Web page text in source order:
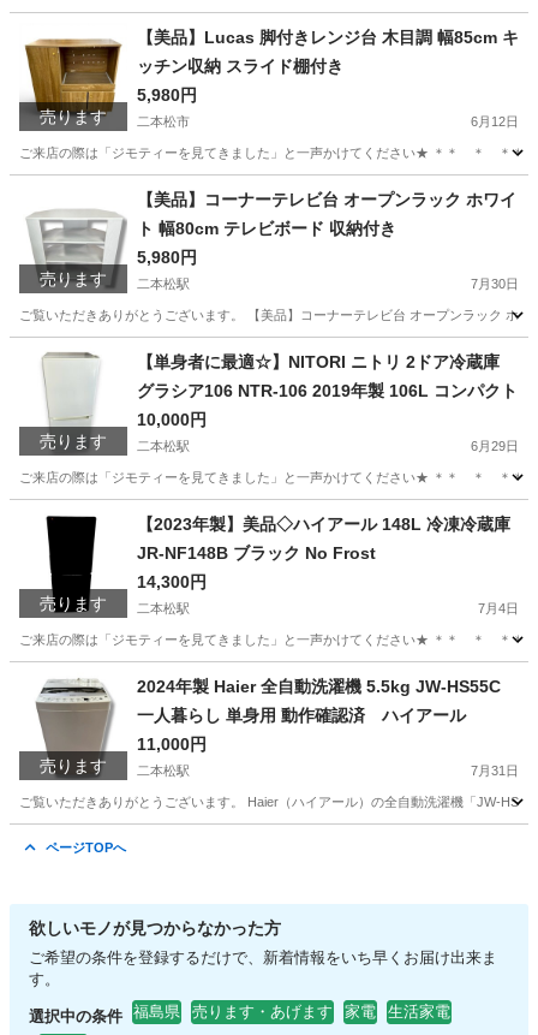
二本松駅 インテリア雑貨/小物 硯箱
売ります
【美品】Lucas 脚付きレンジ台 木目調 幅85cm キ
ッチン収納 スライド棚付き
5,980円
二本松市 6月12日
ご来店の際は「ジモティーを見てきました」と一声かけてください★ ＊＊ ＊ ＊＊
収納家具
売ります
【美品】コーナーテレビ台 オープンラック ホワイ
ト 幅80cm テレビボード 収納付き
5,980円
二本松駅 7月30日
ご覧いただきありがとうございます。 【美品】コーナーテレビ台 オープンラック ホ
福島 二本松市 二本松駅 収納家具
売ります
【単身者に最適☆】NITORI ニトリ 2ドア冷蔵庫
グラシア106 NTR-106 2019年製 106L コンパクト
10,000円
二本松駅 6月29日
ご来店の際は「ジモティーを見てきました」と一声かけてください★ ＊＊ ＊ ＊＊
福島 二本松市 二本松駅 キッチン家電
売ります
【2023年製】美品◇ハイアール 148L 冷凍冷蔵庫
JR-NF148B ブラック No Frost
14,300円
二本松駅 7月4日
ご来店の際は「ジモティーを見てきました」と一声かけてください★ ＊＊ ＊ ＊＊
福島 二本松市 二本松駅 キッチン家電 新生活
売ります
2024年製 Haier 全自動洗濯機 5.5kg JW-HS55C
一人暮らし 単身用 動作確認済 ハイアール
11,000円
二本松駅 7月31日
ご覧いただきありがとうございます。 Haier（ハイアール）の全自動洗濯機「JW-
ページTOPへ
欲しいモノが見つからなかった方
ご希望の条件を登録するだけで、新着情報をいち早くお届け出来ま
す。
選択中の条件 福島県 売ります・あげます 家電
生活家電